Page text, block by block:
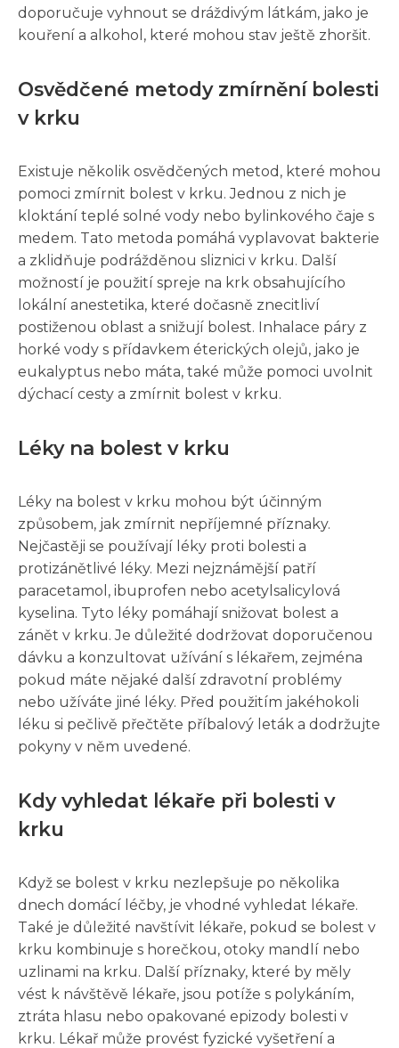
doporučuje vyhnout se dráždivým látkám, jako je
kouření a alkohol, které mohou stav ještě zhoršit.
Osvědčené metody zmírnění bolesti
v krku
Existuje několik osvědčených metod, které mohou
pomoci zmírnit bolest v krku. Jednou z nich je
kloktání teplé solné vody nebo bylinkového čaje s
medem. Tato metoda pomáhá vyplavovat bakterie
a zklidňuje podrážděnou sliznici v krku. Další
možností je použití spreje na krk obsahujícího
lokální anestetika, které dočasně znecitliví
postiženou oblast a snižují bolest. Inhalace páry z
horké vody s přídavkem éterických olejů, jako je
eukalyptus nebo máta, také může pomoci uvolnit
dýchací cesty a zmírnit bolest v krku.
Léky na bolest v krku
Léky na bolest v krku mohou být účinným
způsobem, jak zmírnit nepříjemné příznaky.
Nejčastěji se používají léky proti bolesti a
protizánětlivé léky. Mezi nejznámější patří
paracetamol, ibuprofen nebo acetylsalicylová
kyselina. Tyto léky pomáhají snižovat bolest a
zánět v krku. Je důležité dodržovat doporučenou
dávku a konzultovat užívání s lékařem, zejména
pokud máte nějaké další zdravotní problémy
nebo užíváte jiné léky. Před použitím jakéhokoli
léku si pečlivě přečtěte příbalový leták a dodržujte
pokyny v něm uvedené.
Kdy vyhledat lékaře při bolesti v
krku
Když se bolest v krku nezlepšuje po několika
dnech domácí léčby, je vhodné vyhledat lékaře.
Také je důležité navštívit lékaře, pokud se bolest v
krku kombinuje s horečkou, otoky mandlí nebo
uzlinami na krku. Další příznaky, které by měly
vést k návštěvě lékaře, jsou potíže s polykáním,
ztráta hlasu nebo opakované epizody bolesti v
krku. Lékař může provést fyzické vyšetření a